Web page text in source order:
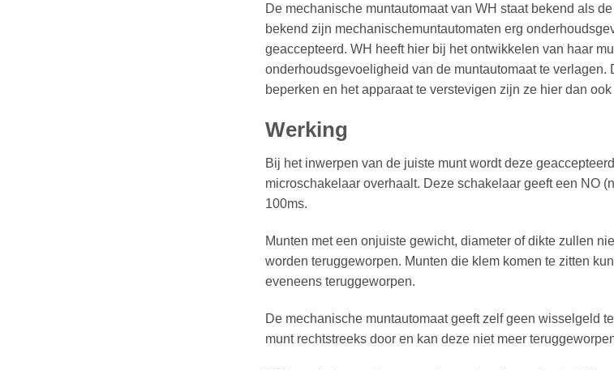
De mechanische muntautomaat van WH staat bekend als
bekend zijn mechanischemuntautomaten erg
geaccepteerd. WH heeft hier bij het ontwikkelen van haar
onderhoudsgevoeligheid van de muntautomaat te
beperken en het apparaat te verstevigen zijn ze hier dan
Werking
Bij het inwerpen van de juiste munt wordt deze
microschakelaar overhaalt. Deze schakelaar geeft een NO
100ms.
Munten met een onjuiste gewicht, diameter of dikte zullen
worden teruggeworpen. Munten die klem komen te zitten
eveneens teruggeworpen.
De mechanische muntautomaat geeft zelf geen wisselgeld
munt rechtstreeks door en kan deze niet meer